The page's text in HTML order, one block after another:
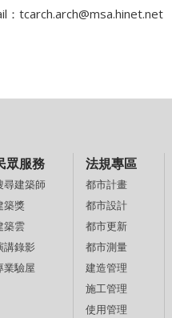
：tcarch.arch@msa.hinet.net
眾服務
尋建築師
築獎
築雲
講錄影
業驗屋
法規專區
都市計畫
都市設計
都市更新
都市測量
建造管理
施工管理
使用管理